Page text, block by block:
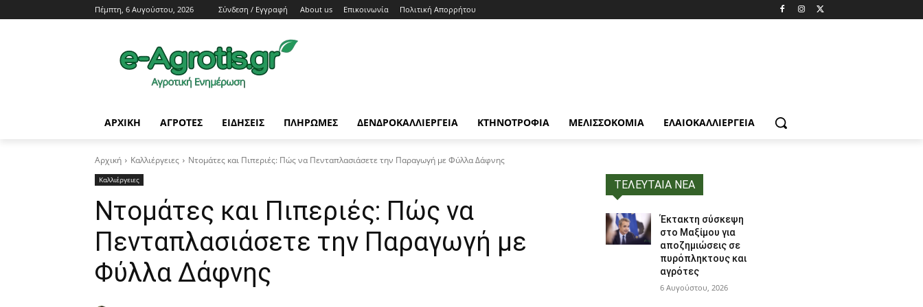
Πέμπτη, 6 Αυγούστου, 2026 Σύνδεση / Εγγραφή About us Επικοινωνία Πολιτική Απορρήτου
ΑΡΧΙΚΗ AΓΡΟΤΕΣ ΕΙΔΗΣΕΙΣ ΠΛΗΡΩΜΕΣ ΔΕΝΔΡΟΚΑΛΛΙΕΡΓΕΙΑ ΚΤΗΝΟΤΡΟΦΙΑ ΜΕΛΙΣΣΟΚΟΜΙΑ ΕΛΑΙΟΚΑΛΛΙΈΡΓΕΙΑ
Αρχική Καλλιέργειες Ντομάτες και Πιπεριές: Πώς να Πενταπλασιάσετε την Παραγωγή με Φύλλα Δάφνης
Καλλιέργειες
Ντομάτες και Πιπεριές: Πώς να
Πενταπλασιάσετε την Παραγωγή με
Φύλλα Δάφνης
ΤΕΛΕΥΤΑΙΑ ΝΕΑ
Έκτακτη σύσκεψη
στο Μαξίμου για
αποζημιώσεις σε
πυρόπληκτους και
αγρότες
6 Αυγούστου, 2026